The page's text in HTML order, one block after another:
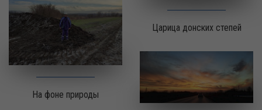
На фоне природы
Царица донских степей